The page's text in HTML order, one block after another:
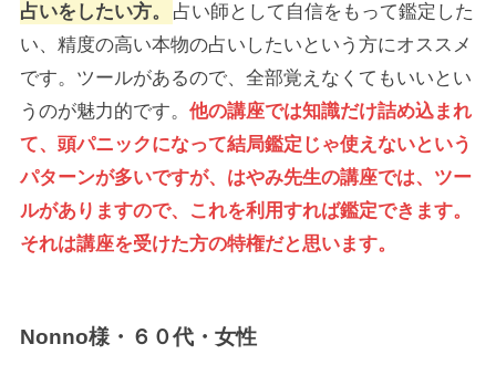
占いをしたい方。
占い師として自信をもって鑑定した
い、精度の高い本物の占いしたいという方にオススメ
です。ツールがあるので、全部覚えなくてもいいとい
うのが魅力的です。 他の講座では知識だけ詰め込まれ
て、頭パニックになって結局鑑定じゃ使えないという
パターンが多いですが、はやみ先生の講座では、ツー
ルがありますので、これを利用すれば鑑定できます。
それは講座を受けた方の特権だと思います。
Nonno様・６０代・女性